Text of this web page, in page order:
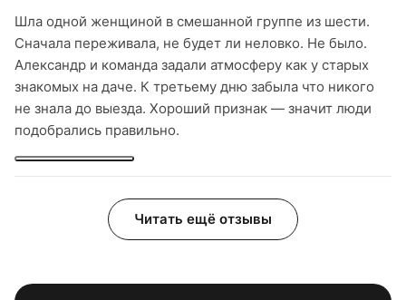
Шла одной женщиной в смешанной группе из шести.
Сначала переживала, не будет ли неловко. Не было.
Александр и команда задали атмосферу как у старых
знакомых на даче. К третьему дню забыла что никого
не знала до выезда. Хороший признак — значит люди
подобрались правильно.
Читать ещё отзывы